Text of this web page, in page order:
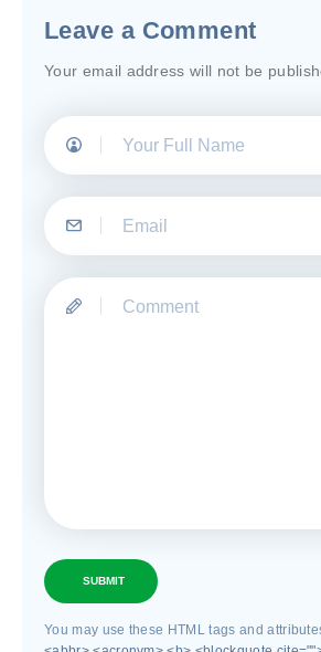
Leave a Comment
Your email address will not be
SUBMIT
You may use these HTML tags and